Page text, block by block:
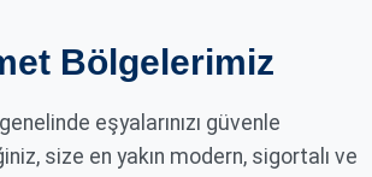
Bölgelerimiz
eşyalarınızı güvenle
size en yakın modern, sigortalı ve